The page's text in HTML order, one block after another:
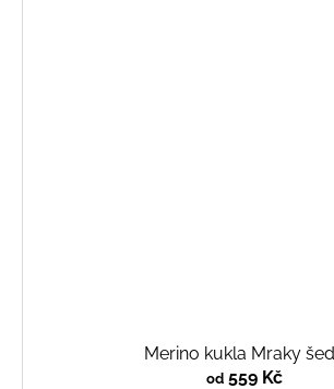
Merino kukla Mraky
od 559 Kč